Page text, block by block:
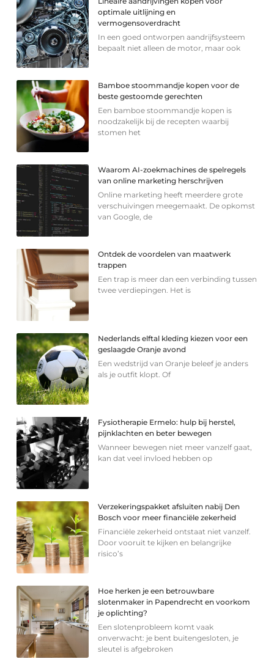
optimale uitlijning en
vermogensoverdracht
In een goed ontworpen aandrijfsysteem
bepaalt niet alleen de motor, maar ook
Bamboe stoommandje kopen voor de
beste gestoomde gerechten
Een bamboe stoommandje kopen is
noodzakelijk bij de recepten waarbij
stomen het
Waarom AI-zoekmachines de spelregels
van online marketing herschrijven
Online marketing heeft meerdere grote
verschuivingen meegemaakt. De opkomst
van Google, de
Ontdek de voordelen van maatwerk
trappen
Een trap is meer dan een verbinding tussen
twee verdiepingen. Het is
Nederlands elftal kleding kiezen voor een
geslaagde Oranje avond
Een wedstrijd van Oranje beleef je anders
als je outfit klopt. Of
Fysiotherapie Ermelo: hulp bij herstel,
pijnklachten en beter bewegen
Wanneer bewegen niet meer vanzelf gaat,
kan dat veel invloed hebben op
Verzekeringspakket afsluiten nabij Den
Bosch voor meer financiële zekerheid
Financiële zekerheid ontstaat niet vanzelf.
Door vooruit te kijken en belangrijke
risico’s
Hoe herken je een betrouwbare
slotenmaker in Papendrecht en voorkom
je oplichting?
Een slotenprobleem komt vaak
onverwacht: je bent buitengesloten, je
sleutel is afgebroken